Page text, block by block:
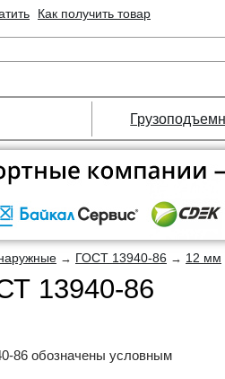
Как получить товар
→ ГОСТ 13940-86 → 12 мм
13940-86
86 обозначены условным